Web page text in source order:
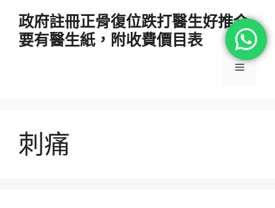
政府註冊正骨復位跌打醫生好推介
要有醫生紙，附收費價目表
選
刺痛